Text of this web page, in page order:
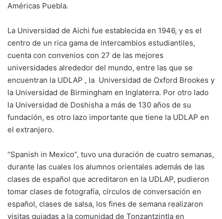
Américas Puebla.
La Universidad de Aichi fue establecida en 1946, y es el
centro de un rica gama de intercambios estudiantiles,
cuenta con convenios con 27 de las mejores
universidades alrededor del mundo, entre las que se
encuentran la UDLAP , la Universidad de Oxford Brookes y
la Universidad de Birmingham en Inglaterra. Por otro lado
la Universidad de Doshisha a más de 130 años de su
fundación, es otro lazo importante que tiene la UDLAP en
el extranjero.
“Spanish in Mexico”, tuvo una duración de cuatro semanas,
durante las cuales los alumnos orientales además de las
clases de español que acreditaron en la UDLAP, pudieron
tomar clases de fotografía, círculos de conversación en
español, clases de salsa, los fines de semana realizaron
visitas guiadas a la comunidad de Tonzantzintla en